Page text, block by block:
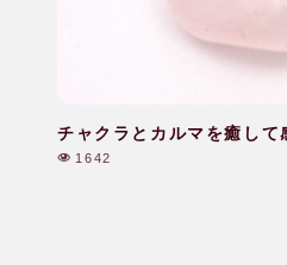
チャクラとカルマを癒して
きた|40代|女性
1642